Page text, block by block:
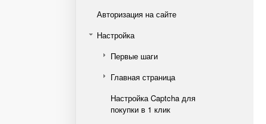
Авторизация на сайте
Настройка
Первые шаги
Главная страница
Настройка Captcha для
покупки в 1 клик